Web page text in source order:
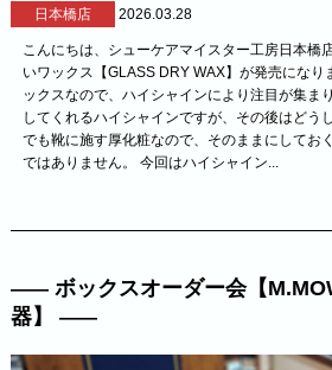
日本橋店 2026.03.28
こんにちは、シューケアマイスター工房日本橋
いワックス【GLASS DRY WAX】が発売になり
ックスなので、ハイシャインにより注目が集ま
してくれるハイシャインですが、その後はどう
でも靴に施す厚化粧なので、そのままにしてお
ではありません。 今回はハイシャイン...
ボックスオーダー会【
器】